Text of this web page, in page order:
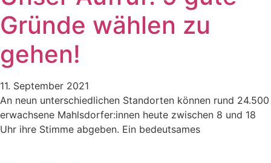
Gründe wählen zu
gehen!
11. September 2021
An neun unterschiedlichen Standorten können rund 24.500
erwachsene Mahlsdorfer:innen heute zwischen 8 und 18
Uhr ihre Stimme abgeben. Ein bedeutsames